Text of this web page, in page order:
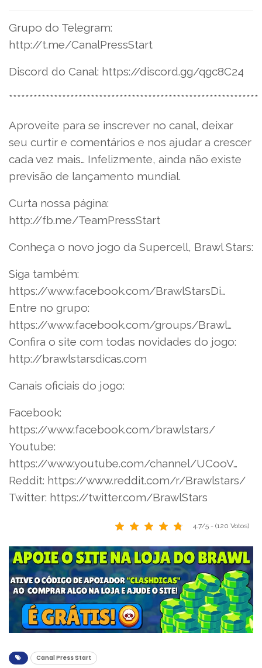
Grupo do Telegram:
http://t.me/CanalPressStart
Discord do Canal: https://discord.gg/qgc8C24
*************************************************************
Aproveite para se inscrever no canal, deixar
seu curtir e comentários e nos ajudar a crescer
cada vez mais… Infelizmente, ainda não existe
previsão de lançamento mundial.
Curta nossa página:
http://fb.me/TeamPressStart
Conheça o novo jogo da Supercell, Brawl Stars:
Siga também:
https://www.facebook.com/BrawlStarsDi…
Entre no grupo:
https://www.facebook.com/groups/Brawl…
Confira o site com todas novidades do jogo:
http://brawlstarsdicas.com
Canais oficiais do jogo:
Facebook:
https://www.facebook.com/brawlstars/
Youtube:
https://www.youtube.com/channel/UCooV…
Reddit: https://www.reddit.com/r/Brawlstars/
Twitter: https://twitter.com/BrawlStars
4.7/5 - (120 Votos)
Canal Press Start